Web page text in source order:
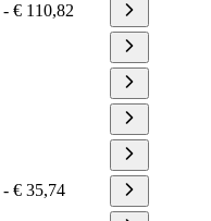
- € 110,82
- € 35,74